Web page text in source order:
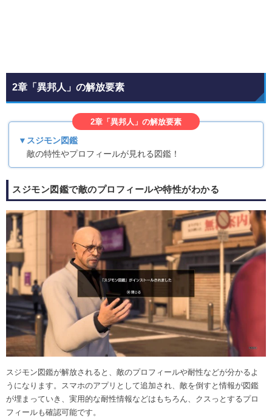
2章「異邦人」の解放要素
2章「異邦人」の解放要素
▼スジモン図鑑
敵の特性やプロフィールが見れる図鑑！
スジモン図鑑で敵のプロフィールや特性がわかる
スジモン図鑑が解放されると、敵のプロフィールや耐性などが分かるよ
うになります。スマホのアプリとして追加され、敵を倒すと情報が図鑑
が埋まっていき、実用的な耐性情報などはもちろん、クスっとするプロ
フィールも確認可能です。